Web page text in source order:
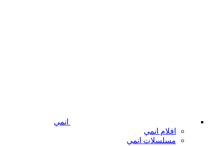
انمي
افلام انمي
مسلسلات انمي